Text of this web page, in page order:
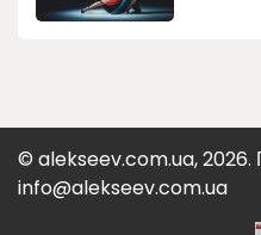
© alekseev.com.ua, 2026.
info@alekseev.com.ua